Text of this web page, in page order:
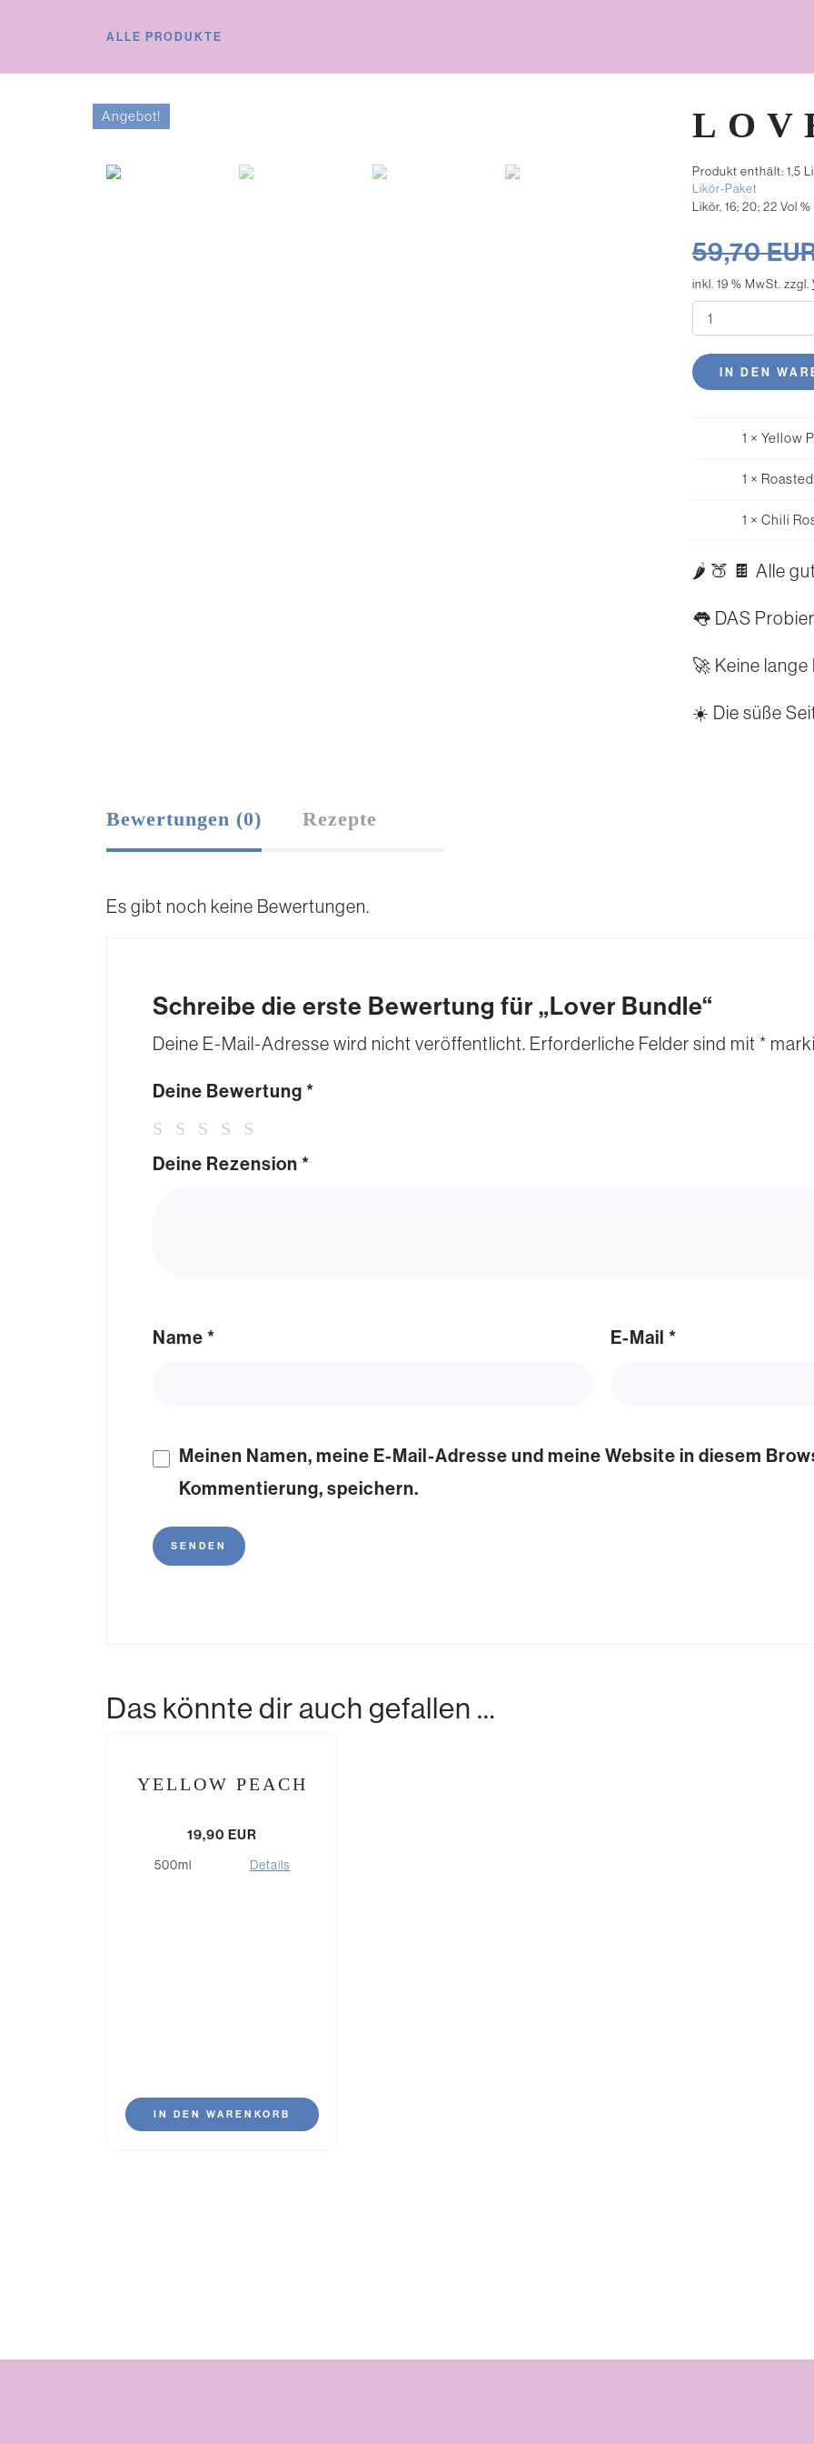
ALLE PRODUKTE
Angebot!
Produkt enthält: 1,5
Likör, 16; 20; 22 Vol %
59,70
inkl. 19 % MwSt. zzgl.
IN DEN
1 × Yellow
1 ×
1 × Chili
🌶 🍑 🍫 Alle
👅 DAS
🚀 Keine
☀️ Die süße
Bewertungen (0) Rezepte
Es gibt noch keine Bewertungen.
Schreibe die erste Bewertung für „Lover Bundle“
Deine E-Mail-Adresse wird nicht veröffentlicht. Erforderliche Felder sind mit *
Deine Bewertung *
Deine Rezension *
Name * E-Mail *
Meinen Namen, meine E-Mail-Adresse und meine Website in diesem
Kommentierung, speichern.
Das könnte dir auch gefallen …
YELLOW PEACH
19,90 EUR
500ml Details
IN DEN WARENKORB